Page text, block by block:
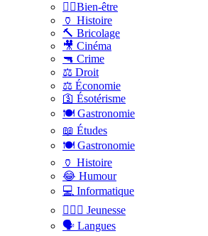
🧑‍⚕️Bien-être
🏺 Histoire
🔨 Bricolage
🎥 Cinéma
🔫 Crime
⚖️ Droit
⚖️ Économie
🛐 Ésotérisme
🍽️ Gastronomie
📖 Études
🍽️ Gastronomie
🏺 Histoire
😂 Humour
💻 Informatique
🤸🏽‍♀️ Jeunesse
🗣 Langues